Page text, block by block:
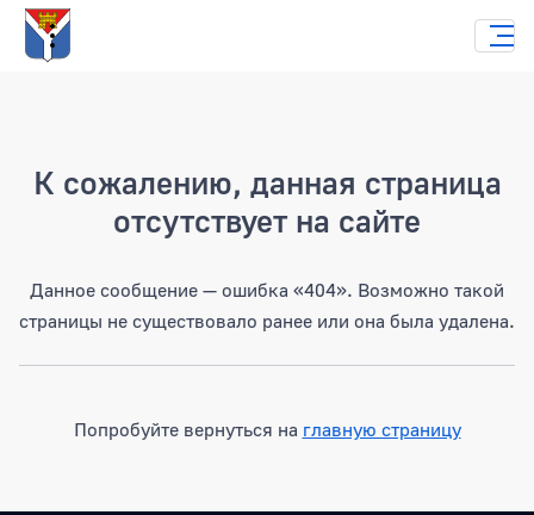
К сожалению, данная страница
отсутствует на сайте
Данное сообщение — ошибка «404». Возможно такой
страницы не существовало ранее или она была удалена.
Попробуйте вернуться на главную страницу